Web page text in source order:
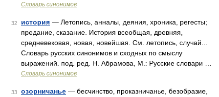
Словарь синонимов
32 история — Летопись, анналы, деяния, хроника, регесты;
предание, сказание. История всеобщая, древняя,
средневековая, новая, новейшая. См. летопись, случай...
Словарь русских синонимов и сходных по смыслу
выражений. под. ред. Н. Абрамова, М.: Русские словари …
Словарь синонимов
33 озорничанье — бесчинство, проказничанье, безобразие,